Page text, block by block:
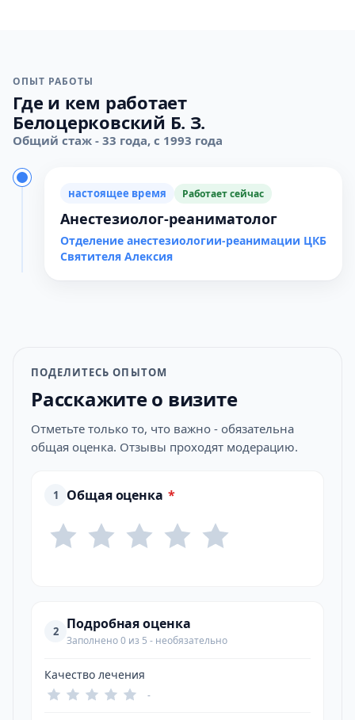
ОПЫТ РАБОТЫ
Где и кем работает
Белоцерковский Б. З.
Общий стаж - 33 года, с 1993 года
настоящее время Работает сейчас
Анестезиолог-реаниматолог
Отделение анестезиологии-реанимации ЦКБ
Святителя Алексия
ПОДЕЛИТЕСЬ ОПЫТОМ
Расскажите о визите
Отметьте только то, что важно - обязательна
общая оценка. Отзывы проходят модерацию.
1 Общая оценка *
2 Подробная оценка
Заполнено 0 из 5 - необязательно
Качество лечения
-